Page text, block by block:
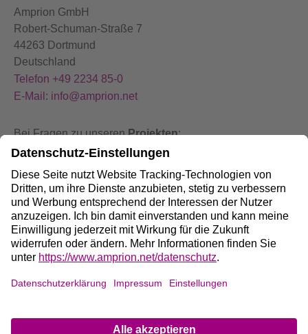
Amprion GmbH
Robert-Schuman-Straße 7
44263 Dortmund
Deutschland
Telefon +49 2234 85-0
E-Mail: info@amprion.net
Bei Fragen zu unserenProjekten:
+49 800 584 9000
BeiStörungen an unseren Anlagen:
+49 800 490 4000
Social Media: